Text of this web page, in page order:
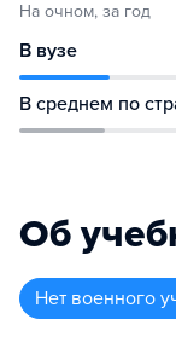
На очном, за год
В вузе
В среднем по
Об
Нет военного